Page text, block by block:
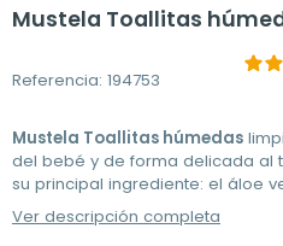
Mustela Toallitas
Referencia: 194753
Mustela Toallitas húmedas
del bebé y de forma delicada al
su principal ingrediente: el áloe
Ver descripción completa